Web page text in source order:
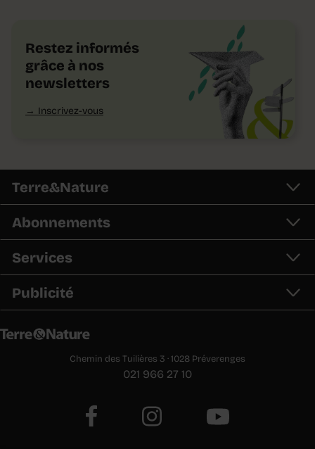
Restez informés
grâce à nos
newsletters
Inscrivez-vous
Terre&Nature
Abonnements
Services
Publicité
Chemin des Tuilières 3 · 1028 Préverenges
021 966 27 10